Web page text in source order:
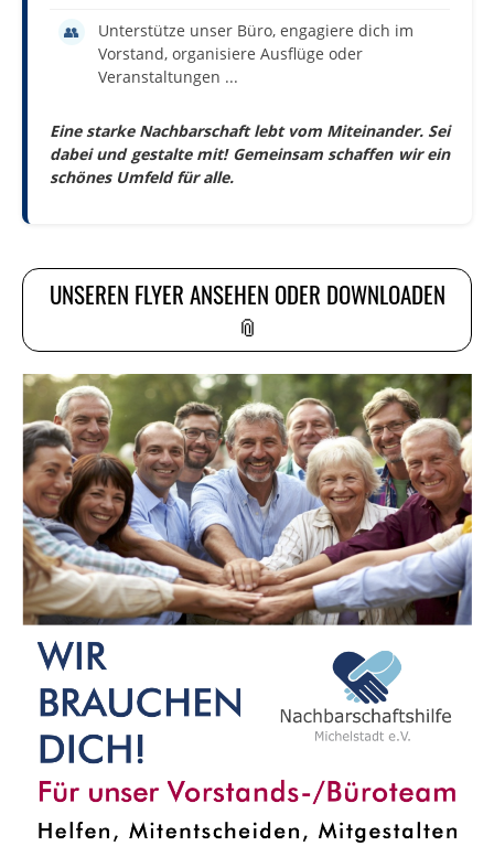
👥
Unterstütze unser Büro, engagiere dich im
Vorstand, organisiere Ausflüge oder
Veranstaltungen ...
Eine starke Nachbarschaft lebt vom Miteinander. Sei
dabei und gestalte mit! Gemeinsam schaffen wir ein
schönes Umfeld für alle.
UNSEREN FLYER ANSEHEN ODER DOWNLOADEN
📎